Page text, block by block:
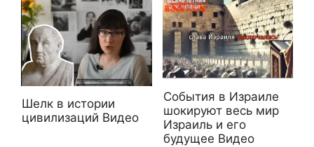
Шелк в истории
цивилизаций Видео
События в Израиле
шокируют весь мир
Израиль и его
будущее Видео